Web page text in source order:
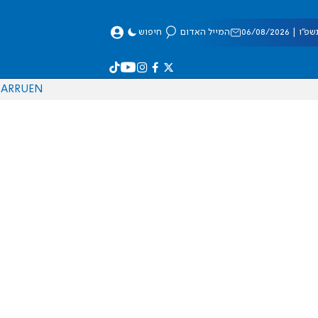
08/2026 המייל האדום חיפוש
EN
RU
AR